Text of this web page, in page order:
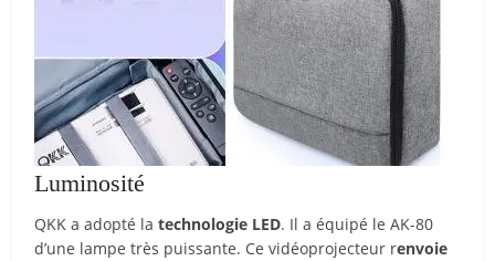
Luminosité
QKK a adopté latechnologie LED. Il a équipé le AK-80
d’une lampe très puissante. Ce vidéoprojecteur renvoie